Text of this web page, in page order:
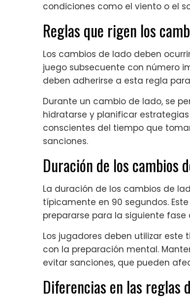
condiciones como el viento o el
Reglas que rigen los
Los cambios de lado deben
juego subsecuente con número
deben adherirse a esta regla
Durante un cambio de lado, se
hidratarse y planificar
conscientes del tiempo que
sanciones.
Duración de los cambios
La duración de los cambios de
típicamente en 90 segundos.
prepararse para la siguiente
Los jugadores deben utilizar
con la preparación mental.
evitar sanciones, que pueden
Diferencias en las reglas